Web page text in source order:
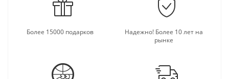
Более 15000 подарков
Надежно! Более 10 лет на
рынке